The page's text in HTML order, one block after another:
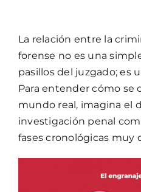
La relación entre la
forense no es una
pasillos del juzgado; es
Para entender cómo se
mundo real, imagina el
investigación penal
fases cronológicas muy